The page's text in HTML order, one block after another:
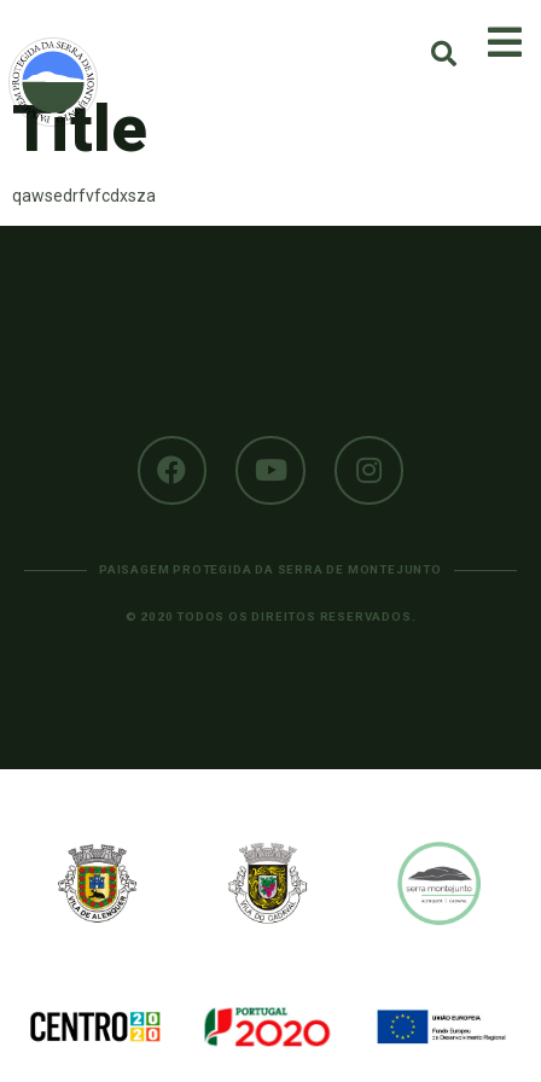
Title
qawsedrfvfcdxsza
PAISAGEM PROTEGIDA DA SERRA DE MONTEJUNTO
© 2020 TODOS OS DIREITOS RESERVADOS.